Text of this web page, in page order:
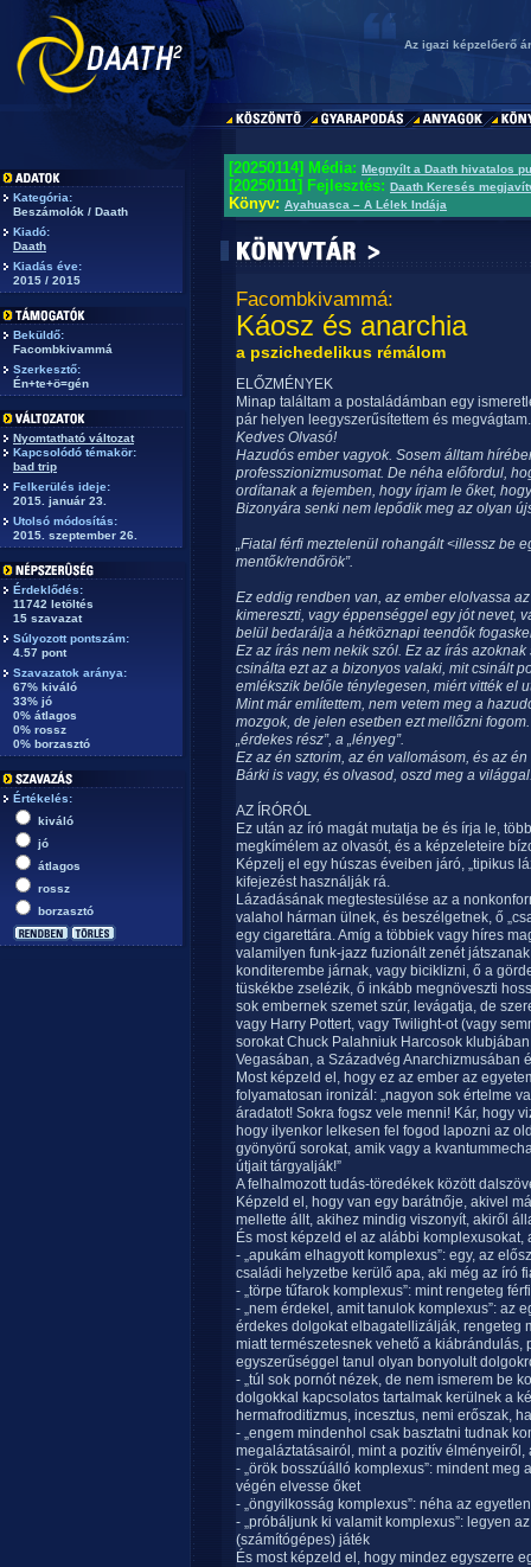
Az igazi képzelőerő
Kategória:
Beszámolók / Daath
Kiadó:
Daath
Kiadás éve:
2015 / 2015
Beküldő:
Facombkivammá
Szerkesztő:
Én+te+ö=gén
Nyomtatható változat
Kapcsolódó témakör:
bad trip
Felkerülés ideje:
2015. január 23.
Utolsó módosítás:
2015. szeptember 26.
Érdeklődés:
11742 letöltés
15 szavazat
Súlyozott pontszám:
4.57 pont
Szavazatok aránya:
67% kiváló
33% jó
0% átlagos
0% rossz
0% borzasztó
Értékelés:
kiváló
jó
átlagos
rossz
borzasztó
[20250114] Média: Megnyílt a Daath hivatalos
[20250111] Fejlesztés: Daath Keresés
Könyv: Ayahuasca – A Lélek Indája
Facombkivammá:
Káosz és anarchia
a pszichedelikus rémálom
ELŐZMÉNYEK
Minap találtam a postaládámban egy
pár helyen leegyszerűsítettem és
Kedves Olvasó!
Hazudós ember vagyok. Sosem álltam
professzionizmusomat. De néha előfordul,
ordítanak a fejemben, hogy írjam le őket,
Bizonyára senki nem lepődik meg az olyan
„Fiatal férfi meztelenül rohangált <illessz be
mentők/rendőrök”.
Ez eddig rendben van, az ember elolvassa
kimereszti, vagy éppenséggel egy jót nevet,
belül bedarálja a hétköznapi teendők
Ez az írás nem nekik szól. Ez az írás
csinálta ezt az a bizonyos valaki, mit csinált
emlékszik belőle ténylegesen, miért vitték el
Mint már említettem, nem vetem meg a
mozgok, de jelen esetben ezt mellőzni
„érdekes rész”, a „lényeg”.
Ez az én sztorim, az én vallomásom, és az
Bárki is vagy, és olvasod, oszd meg a
AZ ÍRÓRÓL
Ez után az író magát mutatja be és írja le,
megkímélem az olvasót, és a képzeleteire
Képzelj el egy húszas éveiben járó, „tipikus
kifejezést használják rá.
Lázadásának megtestesülése az a
valahol hárman ülnek, és beszélgetnek, ő
egy cigarettára. Amíg a többiek vagy híres
valamilyen funk-jazz fuzionált zenét
konditerembe járnak, vagy biciklizni, ő a
tüskékbe zselézik, ő inkább megnöveszti
sok embernek szemet szúr, levágatja, de
vagy Harry Pottert, vagy Twilight-ot (vagy
sorokat Chuck Palahniuk Harcosok
Vegasában, a Századvég Anarchizmusában
Most képzeld el, hogy ez az ember az
folyamatosan ironizál: „nagyon sok értelme
áradatot! Sokra fogsz vele menni! Kár, hogy
hogy ilyenkor lelkesen fel fogod lapozni az
gyönyörű sorokat, amik vagy a
útjait tárgyalják!”
A felhalmozott tudás-töredékek között
Képzeld el, hogy van egy barátnője, akivel
mellette állt, akihez mindig viszonyít, akiről
És most képzeld el az alábbi
- „apukám elhagyott komplexus”: egy, az
családi helyzetbe kerülő apa, aki még az író
- „törpe tűfarok komplexus”: mint rengeteg
- „nem érdekel, amit tanulok komplexus”: az
érdekes dolgokat elbagatellizálják, rengeteg
miatt természetesnek vehető a
egyszerűséggel tanul olyan bonyolult
- „túl sok pornót nézek, de nem ismerem be
dolgokkal kapcsolatos tartalmak kerülnek a
hermafroditizmus, incesztus, nemi erőszak,
- „engem mindenhol csak basztatni tudnak
megaláztatásairól, mint a pozitív
- „örök bosszúálló komplexus”: mindent
végén elvesse őket
- „öngyilkosság komplexus”: néha az
- „próbáljunk ki valamit komplexus”: legyen
(számítógépes) játék
És most képzeld el, hogy mindez egyszerre